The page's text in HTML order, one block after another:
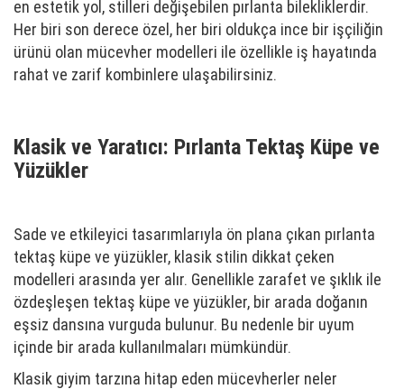
en estetik yol, stilleri değişebilen pırlanta bilekliklerdir.
Her biri son derece özel, her biri oldukça ince bir işçiliğin
ürünü olan mücevher modelleri ile özellikle iş hayatında
rahat ve zarif kombinlere ulaşabilirsiniz.
Klasik ve Yaratıcı: Pırlanta Tektaş Küpe ve
Yüzükler
Sade ve etkileyici tasarımlarıyla ön plana çıkan pırlanta
tektaş küpe ve yüzükler, klasik stilin dikkat çeken
modelleri arasında yer alır. Genellikle zarafet ve şıklık ile
özdeşleşen tektaş küpe ve yüzükler, bir arada doğanın
eşsiz dansına vurguda bulunur. Bu nedenle bir uyum
içinde bir arada kullanılmaları mümkündür.
Klasik giyim tarzına hitap eden mücevherler neler